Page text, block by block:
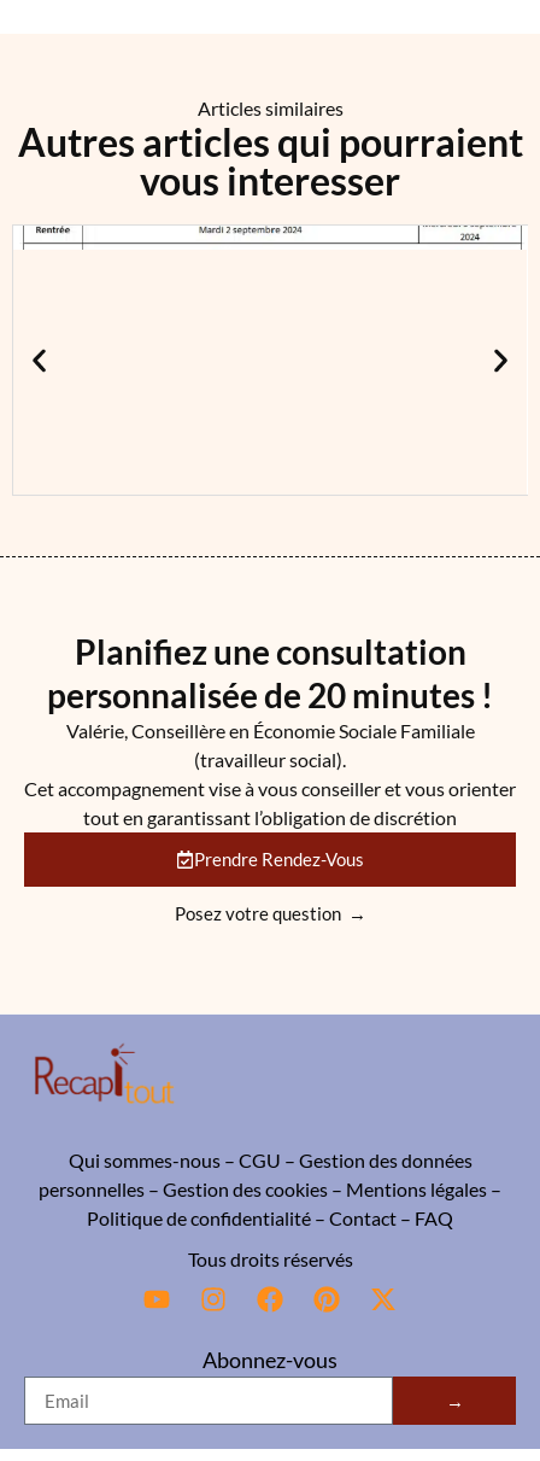
Articles similaires
Autres articles qui pourraient
vous interesser
Planifiez une consultation
personnalisée de 20 minutes !
Valérie, Conseillère en Économie Sociale Familiale
(travailleur social).
Cet accompagnement vise à vous conseiller et vous orienter
tout en garantissant l’obligation de discrétion
Prendre Rendez-Vous
Posez votre question →
Qui sommes-nous– CGU – Gestion des données
personnelles – Gestion des cookies – Mentions légales –
Politique de confidentialité – Contact – FAQ
Tous droits réservés
Abonnez-vous
→